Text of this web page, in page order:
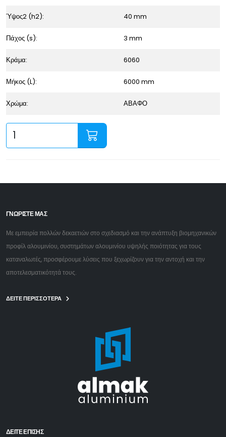
Ύψος2 (h2): 40 mm
Πάχος (s): 3 mm
Κράμα: 6060
Μήκος (L): 6000 mm
Χρώμα: ΑΒΑΦΟ
ΓΝΩΡΙΣΤΕ ΜΑΣ
Με εμπειρία πολλών δεκαετιών στο σχεδιασμό και την ανάπτυξη βιομηχανικών
προφίλ αλουμινίου, συστημάτων αλουμινίου υψηλής ποιότητας για τους
καταναλωτές, προσφέρουμε λύσεις που ξεχωρίζουν για την αντοχή και την
αποτελεσματικότητά τους.
ΔΕΙΤΕ ΠΕΡΙΣΣΟΤΕΡΑ
ΔΕΊΤΕ ΕΠΙΣΗΣ